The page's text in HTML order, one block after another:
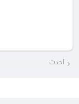
أحدث